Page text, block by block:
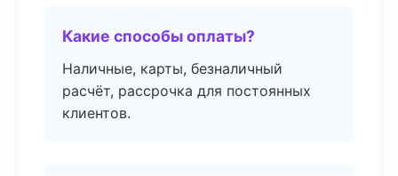
Какие способы оплаты?
Наличные, карты, безналичный
расчёт, рассрочка для постоянных
клиентов.